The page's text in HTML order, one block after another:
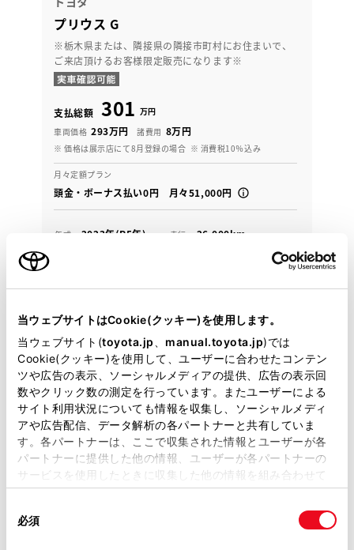
当ウェブサイトはCookie(クッキー)を使用します。
当ウェブサイト(toyota.jp manual.toyota.jp)では
Cookie(クッキー)を使用して、ユーザーに合わせたコンテン
ツや広告の表示、ソーシャルメディアの提供、広告の表示回
数やクリック数の測定を行っています。またユーザーによる
サイト利用状況についても情報を収集し、ソーシャルメディ
アや広告配信、データ解析の各パートナーと共有していま
す。各パートナーは、ここで収集された情報とユーザーが各
パートナーに提供した他の情報、ユーザーが各パートナーの
サービスを使用したときに収集した他の情報を組み合わせて
使用することがあります。当ウェブサイトの使用を続行する
必須
プリウス G
※栃木県または、隣接県の隣接市町村にお住まいで、
ご来店頂けるお客様限定販売になります※
支払総額 301 万円
車両価格 293万円 諸費用 8万円
※ 価格は展示店にて8月登録の場合 ※ 消費税10％込み
月々定額プラン
頭金・ボーナス払い0円 月々51,000円
年式 2023年(R5年) 走行 26,000km
栃木トヨタ U-Car朝倉店
各種お問い合わせ
0284-71-6100